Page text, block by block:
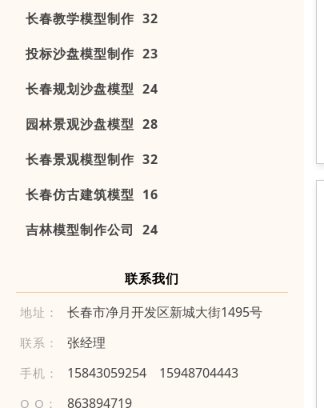
长春教学模型制作 32
投标沙盘模型制作 23
长春规划沙盘模型 24
园林景观沙盘模型 28
长春景观模型制作 32
长春仿古建筑模型 16
吉林模型制作公司 24
联系我们
地址： 长春市净月开发区新城大街1495号
联系： 张经理
手机： 15 843 059 254 159 4 8 704 4 4 3
Q Q： 863894719